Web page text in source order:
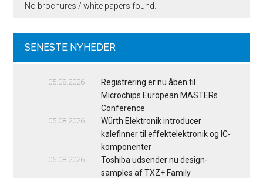
No brochures / white papers found.
SENESTE NYHEDER
05.08.2026
Registrering er nu åben til
Microchips European MASTERs
Conference
05.08.2026
Würth Elektronik introducer
kølefinner til effektelektronik og IC-
komponenter
05.08.2026
Toshiba udsender nu design-
samples af TXZ+ Family